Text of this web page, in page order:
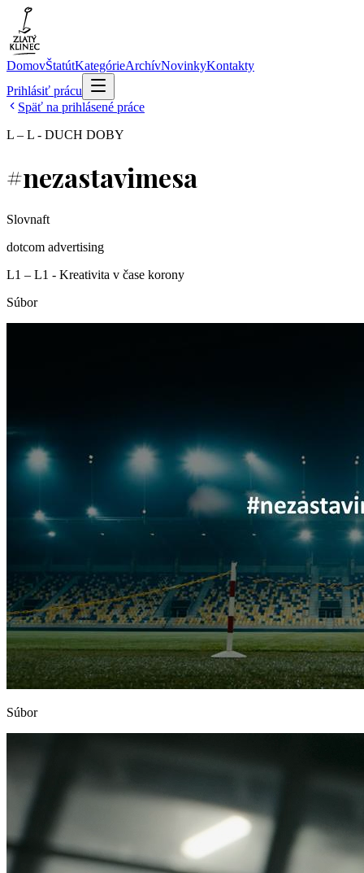
DomovŠtatútKategórieArchívNovinkyKontakty
Prihlásiť prácu
Späť na prihlásené práce
L – L - DUCH DOBY
#nezastavimesa
Slovnaft
dotcom advertising
L1 – L1 - Kreativita v čase korony
Súbor
Súbor